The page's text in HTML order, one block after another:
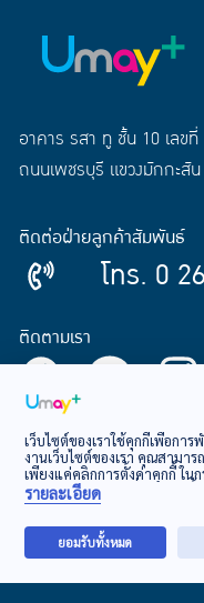
อาคาร รสา ทู ชั้น 10 เลขที่
ถนนเพชรบุรี แขวงมักกะสั
ติดต่อฝ่ายลูกค้าสัมพันธ์
โทร. 0
ติดตามเรา
ดาวน์โหลด
Umay+ Application
เว็บไซต์ของเราใช้คุกกี้เพื่อกา
งานเว็บไซต์ของเรา คุณสามา
เพียงแค่คลิกการตั้งค่าคุกกี้ ใน
ยินยอม”นโยบายเกี่ยวกับคุกกี้
รายละเอียด
ยอมรับทั้งหมด